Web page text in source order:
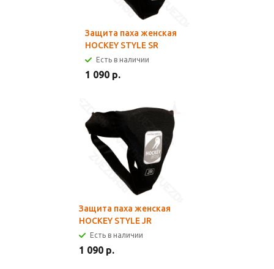
Защита паха женская
HOCKEY STYLE SR
Есть в наличии
1 090 р.
Защита паха женская
HOCKEY STYLE JR
Есть в наличии
1 090 р.